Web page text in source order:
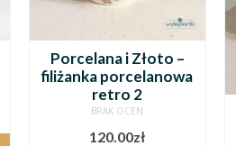
Porcelana i Złoto –
filiżanka porcelanowa
retro 2
BRAK OCEN
120.00zł